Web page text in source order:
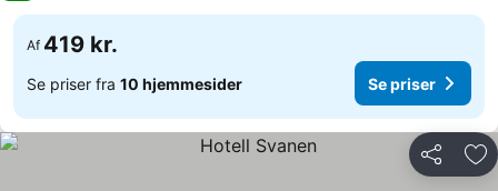
Af 419 kr.
Se priser fra 10 hjemmesider Se priser
Del